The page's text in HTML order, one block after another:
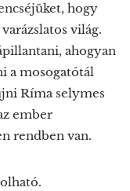
hogy
világ.
ahogyan
a mosogatótál
Ríma selymes
ember
rendben van.